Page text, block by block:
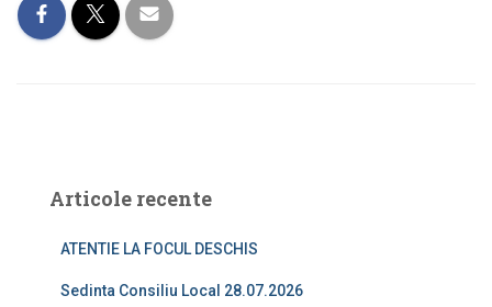
Articole recente
ATENTIE LA FOCUL DESCHIS
Sedinta Consiliu Local 28.07.2026